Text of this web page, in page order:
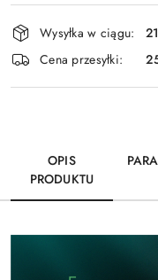
Dostępność
i
dostawa
Wysyłka w ciągu:
Cena przesyłki:
OPIS
PRODUKTU